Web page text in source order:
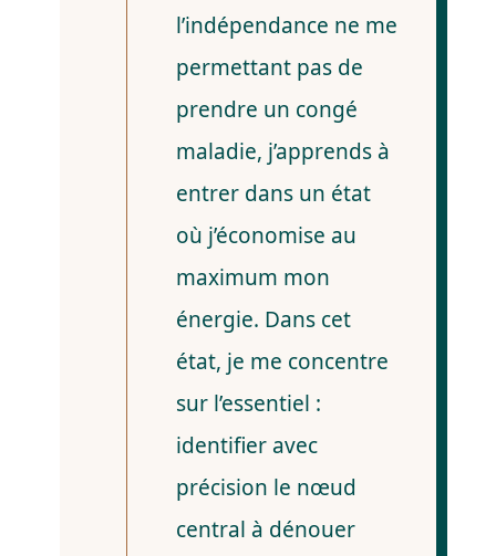
l’indépendance ne me
permettant pas de
prendre un congé
maladie, j’apprends à
entrer dans un état
où j’économise au
maximum mon
énergie. Dans cet
état, je me concentre
sur l’essentiel :
identifier avec
précision le nœud
central à dénouer